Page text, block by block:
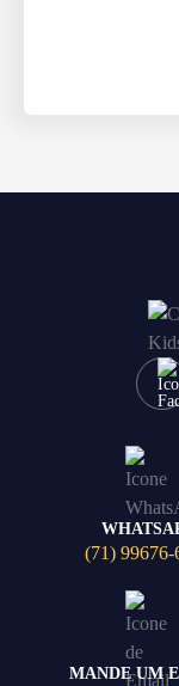
(71) 99676-
MANDE UM